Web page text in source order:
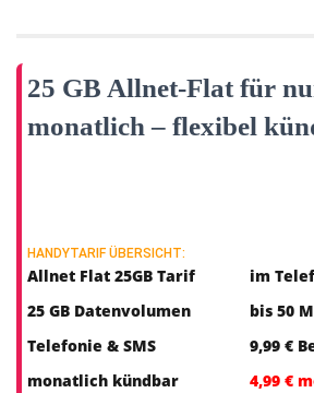
25 GB Allnet-Flat für
monatlich – flexibel
HANDYTARIF ÜBERSICHT:
Allnet Flat 25GB Tarif
25 GB Datenvolumen
Telefonie & SMS
monatlich kündbar
im
bis 50
9,99 €
4,99 €